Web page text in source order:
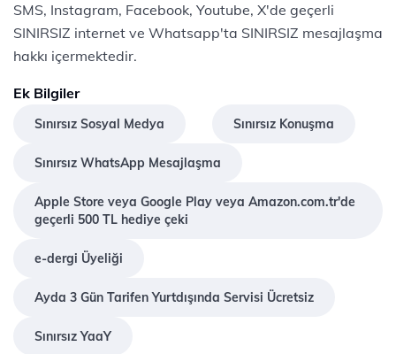
SMS, Instagram, Facebook, Youtube, X'de geçerli
SINIRSIZ internet ve Whatsapp'ta SINIRSIZ mesajlaşma
hakkı içermektedir.
Ek Bilgiler
Sınırsız Sosyal Medya Sınırsız Konuşma
Sınırsız WhatsApp Mesajlaşma
Apple Store veya Google Play veya Amazon.com.tr'de
geçerli 500 TL hediye çeki
e-dergi Üyeliği
Ayda 3 Gün Tarifen Yurtdışında Servisi Ücretsiz
Sınırsız YaaY